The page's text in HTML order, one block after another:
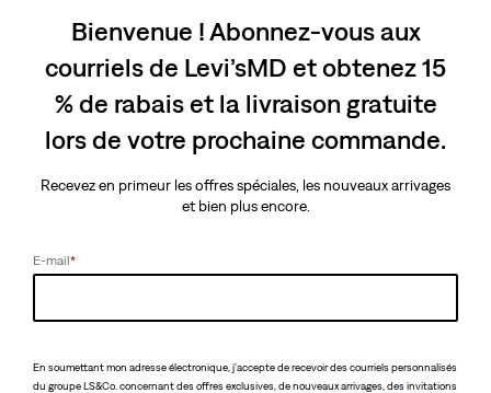
Short L'Original 501MD
(42)
Price
40 % de rabais additionnel -
la caisse
Levi'sᴹᴰ Premium
Levi’sMD pour femme
118,00 $
30 % de rabais + 2X Points
pour Red Tabᴹᶜ membres
(Taille Plus)
30 % de rabais + 2X Points
Sale
82,98 $
Original
128,00 $
la caisse
Bienvenue ! Abonnez-vous aux
courriels de Levi’sMD et obtenez 15
% de rabais et la livraison gratuite
lors de votre prochaine commande.
Recevez en primeur les offres spéciales, les nouveaux arrivages
et bien plus encore.
E-mail*
En soumettant mon adresse électronique, j'accepte de recevoir des courriels personnalisés
du groupe LS&Co. concernant des offres exclusives, de nouveaux arrivages, des invitations